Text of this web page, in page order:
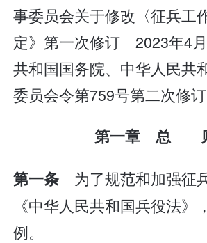
事委员会关于修改〈征兵工
定》第一次修订 2023年4
共和国国务院、中华人民共
委员会令第759号第二次修订
第一章 总
第一条 为了规范和加强征
《中华人民共和国兵役法》
例。